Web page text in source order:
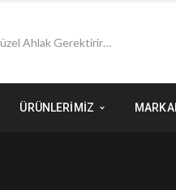
ÜRÜNLERİMİZ